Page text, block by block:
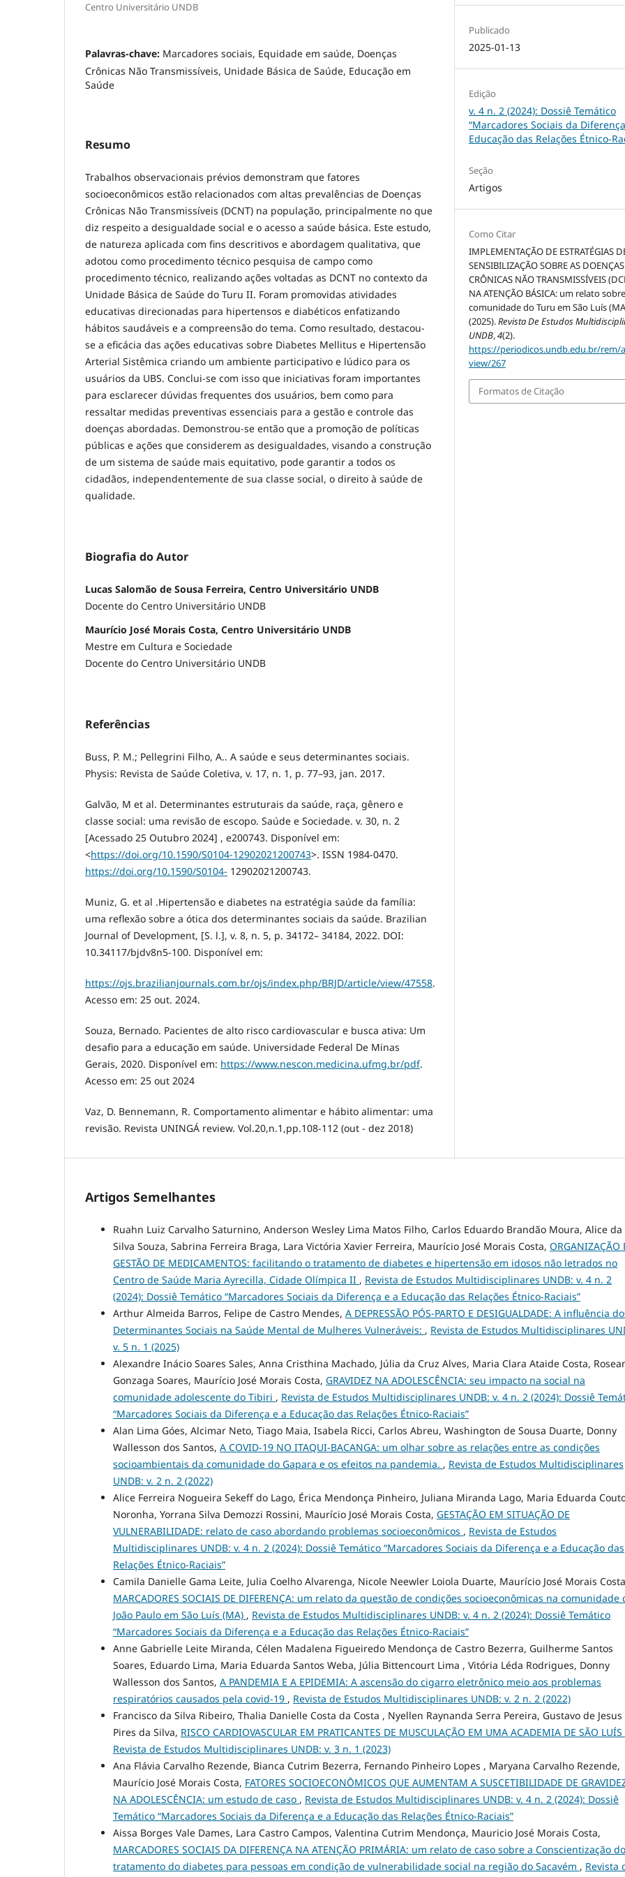
Centro Universitário UNDB
Palavras-chave: Marcadores sociais, Equidade em saúde, Doenças
Crônicas Não Transmissíveis, Unidade Básica de Saúde, Educação em
Saúde
Resumo
Trabalhos observacionais prévios demonstram que fatores
socioeconômicos estão relacionados com altas prevalências de Doenças
Crônicas Não Transmissíveis (DCNT) na população, principalmente no que
diz respeito a desigualdade social e o acesso a saúde básica. Este estudo,
de natureza aplicada com fins descritivos e abordagem qualitativa, que
adotou como procedimento técnico pesquisa de campo como
procedimento técnico, realizando ações voltadas as DCNT no contexto da
Unidade Básica de Saúde do Turu II. Foram promovidas atividades
educativas direcionadas para hipertensos e diabéticos enfatizando
hábitos saudáveis e a compreensão do tema. Como resultado, destacou-
se a eficácia das ações educativas sobre Diabetes Mellitus e Hipertensão
Arterial Sistêmica criando um ambiente participativo e lúdico para os
usuários da UBS. Conclui-se com isso que iniciativas foram importantes
para esclarecer dúvidas frequentes dos usuários, bem como para
ressaltar medidas preventivas essenciais para a gestão e controle das
doenças abordadas. Demonstrou-se então que a promoção de políticas
públicas e ações que considerem as desigualdades, visando a construção
de um sistema de saúde mais equitativo, pode garantir a todos os
cidadãos, independentemente de sua classe social, o direito à saúde de
qualidade.
Biografia do Autor
Lucas Salomão de Sousa Ferreira, Centro Universitário UNDB
Docente do Centro Universitário UNDB
Maurício José Morais Costa, Centro Universitário UNDB
Mestre em Cultura e Sociedade
Docente do Centro Universitário UNDB
Referências
Buss, P. M.; Pellegrini Filho, A.. A saúde e seus determinantes sociais.
Physis: Revista de Saúde Coletiva, v. 17, n. 1, p. 77–93, jan. 2017.
Galvão, M et al. Determinantes estruturais da saúde, raça, gênero e
classe social: uma revisão de escopo. Saúde e Sociedade. v. 30, n. 2
[Acessado 25 Outubro 2024] , e200743. Disponível em:
<https://doi.org/10.1590/S0104-12902021200743>. ISSN 1984-0470.
https://doi.org/10.1590/S0104- 12902021200743.
Muniz, G. et al .Hipertensão e diabetes na estratégia saúde da família:
uma reflexão sobre a ótica dos determinantes sociais da saúde. Brazilian
Journal of Development, [S. l.], v. 8, n. 5, p. 34172– 34184, 2022. DOI:
10.34117/bjdv8n5-100. Disponível em:
https://ojs.brazilianjournals.com.br/ojs/index.php/BRJD/article/view/47558.
Acesso em: 25 out. 2024.
Souza, Bernado. Pacientes de alto risco cardiovascular e busca ativa: Um
desafio para a educação em saúde. Universidаde Federаl De Minаs
Gerаis, 2020. Disponível em: https://www.nescon.medicina.ufmg.br/pdf.
Acesso em: 25 out 2024
Vaz, D. Bennemann, R. Comportamento alimentar e hábito alimentar: uma
revisão. Revista UNINGÁ review. Vol.20,n.1,pp.108-112 (out - dez 2018)
Publicado
2025-01-13
Edição
v. 4 n. 2 (2024): Dossiê Temático
“Marcadores Sociais da
Educação das Relações Étnico-
Seção
Artigos
Como Citar
IMPLEMENTAÇÃO DE ESTRATÉGIAS
SENSIBILIZAÇÃO SOBRE AS DOENÇAS
CRÔNICAS NÃO TRANSMISSÍVEIS
NA ATENÇÃO BÁSICA: um relato
comunidade do Turu em São Luís
(2025).Revista De Estudos
UNDB,4(2).
https://periodicos.undb.edu.br/rem/
view/267
Formatos de Citação
Artigos Semelhantes
Ruahn Luiz Carvalho Saturnino, Anderson Wesley Lima Matos Filho, Carlos Eduardo Brandão Moura, Alice da
Silva Souza, Sabrina Ferreira Braga, Lara Victória Xavier Ferreira, Maurício José Morais Costa, ORGANIZAÇÃO
GESTÃO DE MEDICAMENTOS: facilitando o tratamento de diabetes e hipertensão em idosos não letrados no
Centro de Saúde Maria Ayrecilla, Cidade Olímpica II , Revista de Estudos Multidisciplinares UNDB: v. 4 n. 2
(2024): Dossiê Temático “Marcadores Sociais da Diferença e a Educação das Relações Étnico-Raciais”
Arthur Almeida Barros, Felipe de Castro Mendes, A DEPRESSÃO PÓS-PARTO E DESIGUALDADE: A influência
Determinantes Sociais na Saúde Mental de Mulheres Vulneráveis: , Revista de Estudos Multidisciplinares
v. 5 n. 1 (2025)
Alexandre Inácio Soares Sales, Anna Cristhina Machado, Júlia da Cruz Alves, Maria Clara Ataide Costa,
Gonzaga Soares, Maurício José Morais Costa, GRAVIDEZ NA ADOLESCÊNCIA: seu impacto na social na
comunidade adolescente do Tibiri , Revista de Estudos Multidisciplinares UNDB: v. 4 n. 2 (2024): Dossiê
“Marcadores Sociais da Diferença e a Educação das Relações Étnico-Raciais”
Alan Lima Góes, Alcimar Neto, Tiago Maia, Isabela Ricci, Carlos Abreu, Washington de Sousa Duarte, Donny
Wallesson dos Santos, A COVID-19 NO ITAQUI-BACANGA: um olhar sobre as relações entre as condições
socioambientais da comunidade do Gapara e os efeitos na pandemia. , Revista de Estudos Multidisciplinares
UNDB: v. 2 n. 2 (2022)
Alice Ferreira Nogueira Sekeff do Lago, Érica Mendonça Pinheiro, Juliana Miranda Lago, Maria Eduarda
Noronha, Yorrana Silva Demozzi Rossini, Maurício José Morais Costa, GESTAÇÃO EM SITUAÇÃO DE
VULNERABILIDADE: relato de caso abordando problemas socioeconômicos , Revista de Estudos
Multidisciplinares UNDB: v. 4 n. 2 (2024): Dossiê Temático “Marcadores Sociais da Diferença e a Educação das
Relações Étnico-Raciais”
Camila Danielle Gama Leite, Julia Coelho Alvarenga, Nicole Neewler Loiola Duarte, Maurício José Morais
MARCADORES SOCIAIS DE DIFERENÇA: um relato da questão de condições socioeconômicas na comunidade
João Paulo em São Luís (MA) , Revista de Estudos Multidisciplinares UNDB: v. 4 n. 2 (2024): Dossiê Temático
“Marcadores Sociais da Diferença e a Educação das Relações Étnico-Raciais”
Anne Gabrielle Leite Miranda, Célen Madalena Figueiredo Mendonça de Castro Bezerra, Guilherme Santos
Soares, Eduardo Lima, Maria Eduarda Santos Weba, Júlia Bittencourt Lima , Vitória Léda Rodrigues, Donny
Wallesson dos Santos, A PANDEMIA E A EPIDEMIA: A ascensão do cigarro eletrônico meio aos problemas
respiratórios causados pela covid-19 , Revista de Estudos Multidisciplinares UNDB: v. 2 n. 2 (2022)
Francisco da Silva Ribeiro, Thalia Danielle Costa da Costa , Nyellen Raynanda Serra Pereira, Gustavo de Jesus
Pires da Silva, RISCO CARDIOVASCULAR EM PRATICANTES DE MUSCULAÇÃO EM UMA ACADEMIA DE SÃO LUÍS
Revista de Estudos Multidisciplinares UNDB: v. 3 n. 1 (2023)
Ana Flávia Carvalho Rezende, Bianca Cutrim Bezerra, Fernando Pinheiro Lopes , Maryana Carvalho Rezende,
Maurício José Morais Costa, FATORES SOCIOECONÔMICOS QUE AUMENTAM A SUSCETIBILIDADE DE
NA ADOLESCÊNCIA: um estudo de caso , Revista de Estudos Multidisciplinares UNDB: v. 4 n. 2 (2024): Dossiê
Temático “Marcadores Sociais da Diferença e a Educação das Relações Étnico-Raciais”
Aissa Borges Vale Dames, Lara Castro Campos, Valentina Cutrim Mendonça, Mauricio José Morais Costa,
MARCADORES SOCIAIS DA DIFERENÇA NA ATENÇÃO PRIMÁRIA: um relato de caso sobre a Conscientização do
tratamento do diabetes para pessoas em condição de vulnerabilidade social na região do Sacavém , Revista